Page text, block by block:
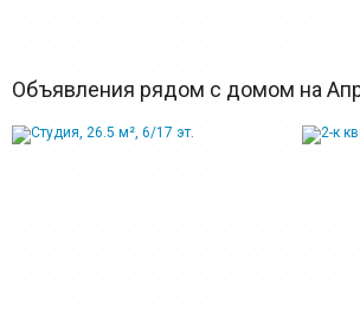
Объявления рядом с домом на